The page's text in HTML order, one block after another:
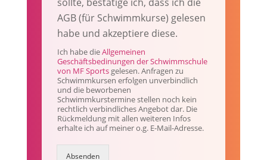
AGB (für Schwimmkurse) gelesen
habe und akzeptiere diese.
Ich habe dieAllgemeinen
Geschäftsbedinungen der Schwimmschule
von MF Sports gelesen. Anfragen zu
Schwimmkursen erfolgen unverbindlich
und die beworbenen
Schwimmkurstermine stellen noch kein
rechtlich verbindliches Angebot dar. Die
Rückmeldung mit allen weiteren Infos
erhalte ich auf meiner o.g. E-Mail-Adresse.
Absenden